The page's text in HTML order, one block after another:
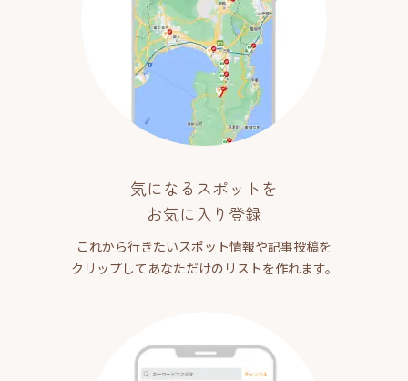
気になるスポットを
お気に入り登録
これから行きたいスポット情報や記事投稿を
クリップしてあなただけのリストを作れます。